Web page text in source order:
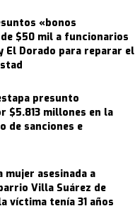
«bonos
$50 mil a funcionarios
El Dorado para reparar el
presunto
$5.813 millones en la
de sanciones e
mujer asesinada a
Villa Suárez de
víctima tenía 31 años